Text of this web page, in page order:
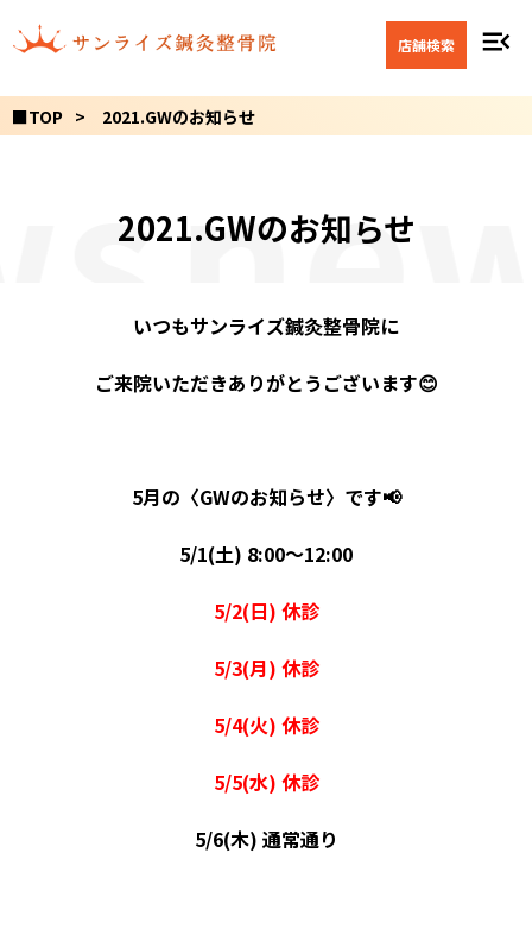
店舗検索 menu_open
■TOP 2021.GWのお知らせ
2021.GWのお知らせ
いつもサンライズ鍼灸整骨院に
ご来院いただきありがとうございます😊
5月の〈GWのお知らせ〉です📢
5/1(土) 8:00〜12:00
5/2(日) 休診
5/3(月) 休診
5/4(火) 休診
5/5(水) 休診
5/6(木) 通常通り